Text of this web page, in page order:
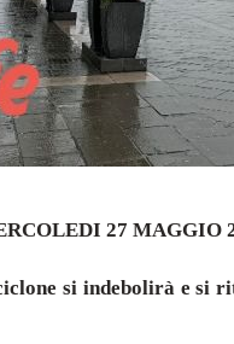
27 MAGGIO
si indebolirà e si